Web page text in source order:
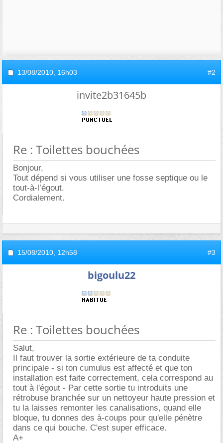
13/08/2010, 16h03 #2
invite2b31645b
Re : Toilettes bouchées
Bonjour,
Tout dépend si vous utiliser une fosse septique ou le
tout-à-l’égout.
Cordialement.
15/08/2010, 12h58 #3
bigoulu22
Re : Toilettes bouchées
Salut,
Il faut trouver la sortie extérieure de ta conduite
principale - si ton cumulus est affecté et que ton
installation est faite correctement, cela correspond au
tout à l'égout - Par cette sortie tu introduits une
rétrobuse branchée sur un nettoyeur haute pression et
tu la laisses remonter les canalisations, quand elle
bloque, tu donnes des à-coups pour qu'elle pénètre
dans ce qui bouche. C'est super efficace.
A+